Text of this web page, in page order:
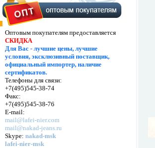
Оптовым покупателям предоставляется
СКИДКА
Для Вас - лучшие цены, лучшие
условия, эксклюзивный поставщик,
официальный импортер, наличие
сертификатов.
Телефоны для связи:
+7(495)545-38-74
Факс:
+7(495)545-38-76
E-mail:
mail@lafei-nier.com
mail@nakad-jeans.ru
Skype: nakad-msk
lafei-nier-msk